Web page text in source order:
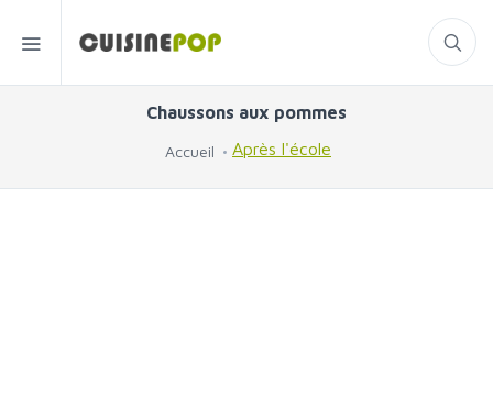
Chaussons aux pommes
Accueil Après l'école